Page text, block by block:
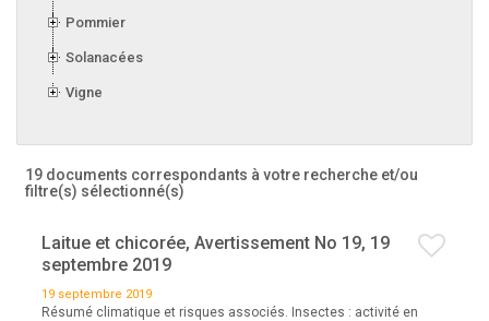
Pommier
Solanacées
Vigne
19 documents correspondants à votre recherche et/ou
filtre(s) sélectionné(s)
Laitue et chicorée, Avertissement No 19, 19
septembre 2019
19 septembre 2019
Résumé climatique et risques associés. Insectes : activité en